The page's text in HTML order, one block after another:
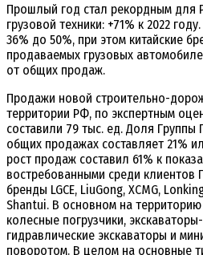
Прошлый год стал рекордным для
грузовой техники: +71% к 2022
36% до 50%, при этом китайские
продаваемых грузовых
от общих продаж.
Продажи новой строительно-
территории РФ, по экспертным
составили 79 тыс. ед. Доля Группы
общих продажах составляет 21%
рост продаж составил 61% к
востребованными среди клиентов
бренды LGCE, LiuGong, XCMG,
Shantui. В основном на
колесные погрузчики,
гидравлические экскаваторы и
поворотом. В целом на основные